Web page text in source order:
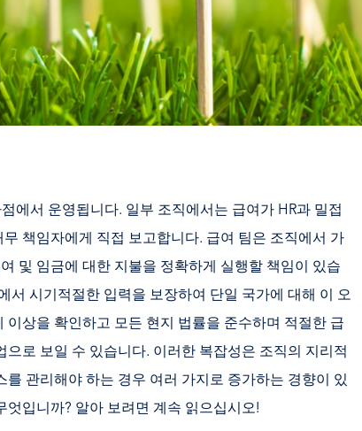
에서 운영됩니다. 일부 조직에서는 급여가 HR과 밀접
책임자에게 직접 보고합니다. 급여 팀은 조직에서 가
및 임금에 대한 지불을 정확하게 실행할 책임이 있습
서 시기적절한 입력을 보장하여 단일 국가에 대해 이 오
이상을 확인하고 모든 현지 법률을 준수하며 적절한 급
으로 보일 수 있습니다. 이러한 복잡성은 조직의 지리적
를 관리해야 하는 경우 여러 가지로 증가하는 경향이 있
엇입니까? 알아 보려면 계속 읽으십시오!